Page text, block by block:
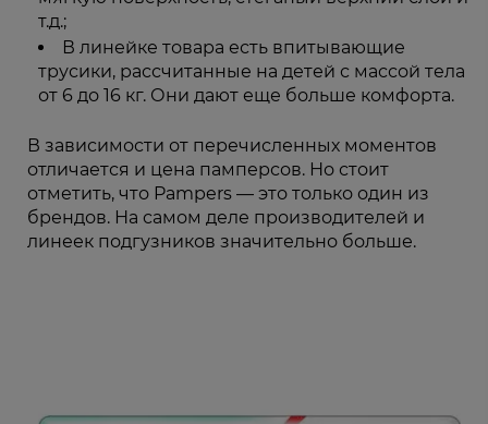
т.д.;
В линейке товара есть впитывающие
трусики, рассчитанные на детей с массой тела
от 6 до 16 кг. Они дают еще больше комфорта.
В зависимости от перечисленных моментов
отличается и цена памперсов. Но стоит
отметить, что Pampers — это только один из
брендов. На самом деле производителей и
линеек подгузников значительно больше.